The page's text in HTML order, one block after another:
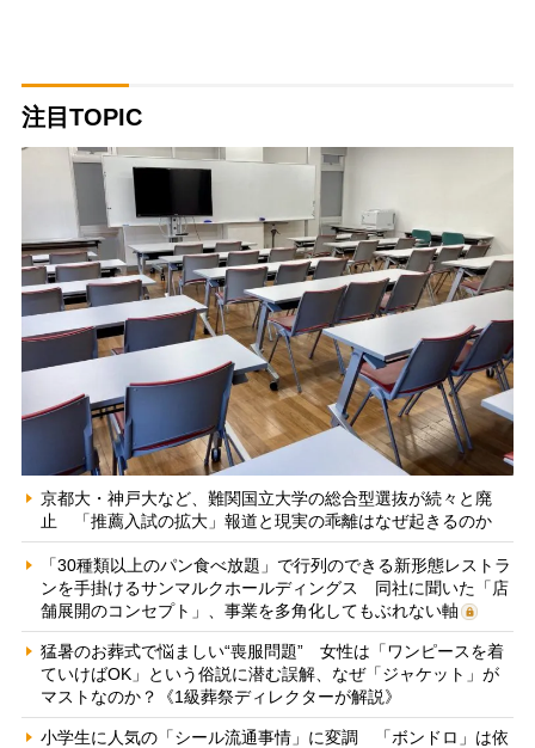
注目TOPIC
京都大・神戸大など、難関国立大学の総合型選抜が続々と廃
止 「推薦入試の拡大」報道と現実の乖離はなぜ起きるのか
「30種類以上のパン食べ放題」で行列のできる新形態レストラ
ンを手掛けるサンマルクホールディングス 同社に聞いた「店
舗展開のコンセプト」、事業を多角化してもぶれない軸
猛暑のお葬式で悩ましい“喪服問題” 女性は「ワンピースを着
ていけばOK」という俗説に潜む誤解、なぜ「ジャケット」が
マストなのか？《1級葬祭ディレクターが解説》
小学生に人気の「シール流通事情」に変調 「ボンドロ」は依